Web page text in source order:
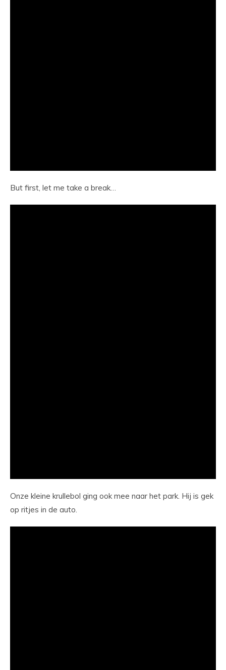
But first, let me take a break…
Onze kleine krullebol ging ook mee naar het park. Hij is gek
op ritjes in de auto.